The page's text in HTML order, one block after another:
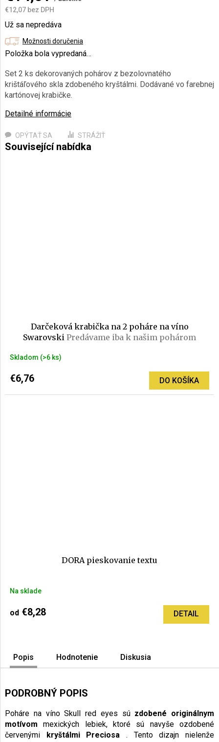
€12,07 bez DPH
Jednotková
cena:
Už sa nepredáva
Možnosti doručenia
Položka bola vypredaná…
Set 2 ks dekorovaných pohárov z bezolovnatého
krištáľového skla zdobeného kryštálmi. Dodávané vo farebnej
kartónovej krabičke.
Detailné informácie
OPÝTAŤ SA STRÁŽIŤ
Darčeková krabička na 2 poháre na víno
Swarovski Predávame iba k našim pohárom
Skladom (>6 ks)
€6,76 DO KOŠÍKA
DORA pieskovanie textu
Na sklade
od €8,28 DETAIL
Popis Hodnotenie Diskusia
PODROBNÝ POPIS
Poháre na víno Skull red eyes sú zdobené originálnym
motívom mexických lebiek, ktoré sú navyše ozdobené
červenými kryštálmi Preciosa . Tento dizajn nielenže